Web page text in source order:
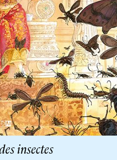
insectes